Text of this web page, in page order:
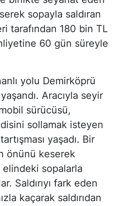
sopayla saldıran
tarafından 180 bin TL
60 gün süreyle
yolu Demirköprü
Aracıyla seyir
sürücüsü,
sollamak isteyen
yaşadı. Bir
önünü keserek
elindeki sopalarla
Saldırıyı fark eden
kaçarak saldırıdan